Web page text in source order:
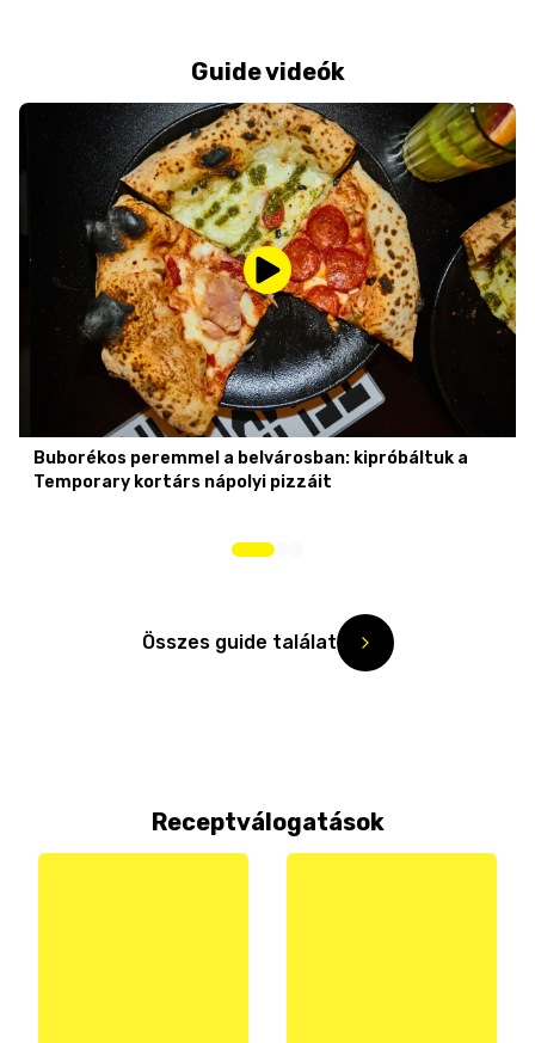
Guide videók
Buborékos peremmel a belvárosban: kipróbáltuk a
Temporary kortárs nápolyi pizzáit
Összes guide találat
Receptválogatások